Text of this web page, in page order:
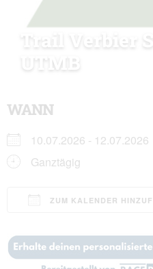
Trail Verbier
UTMB
WANN
10.07.2026 - 12.07.2026
Ganztägig
ZUM KALENDER